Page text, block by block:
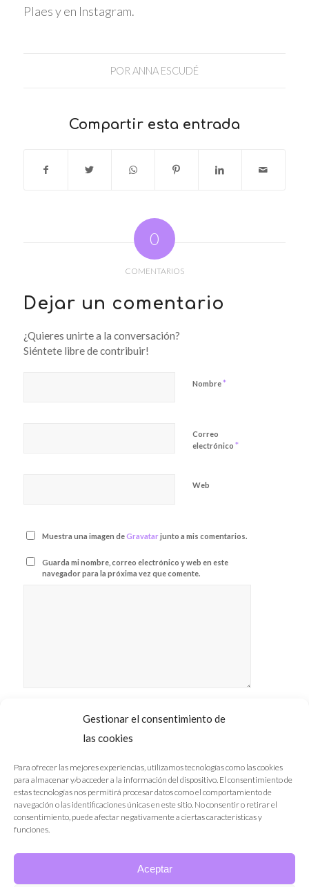
Gestionar el consentimiento de
las cookies
Para ofrecer las mejores experiencias, utilizamos tecnologías como las cookies
para almacenar y/o acceder a la información del dispositivo. El consentimiento de
estas tecnologías nos permitirá procesar datos como el comportamiento de
navegación o las identificaciones únicas en este sitio. No consentir o retirar el
consentimiento, puede afectar negativamente a ciertas características y
funciones.
Aceptar
Plaes y en Instagram.
PORANNA ESCUDÉ
Compartir esta entrada
0
COMENTARIOS
Dejar un comentario
¿Quieres unirte a la conversación?
Siéntete libre de contribuir!
Nombre*
Correo
electrónico *
Web
Muestra una imagen deGravatarjunto a mis comentarios.
Guarda mi nombre, correo electrónico y web en este
navegador para la próxima vez que comente.
Nota Legal·Política de Privacidad·Política de Cookies